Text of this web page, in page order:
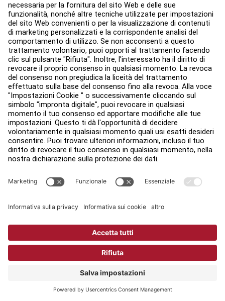
Domanda su un ordine aperto
FASE DUE
Compila il modulo con le informazioni richieste.